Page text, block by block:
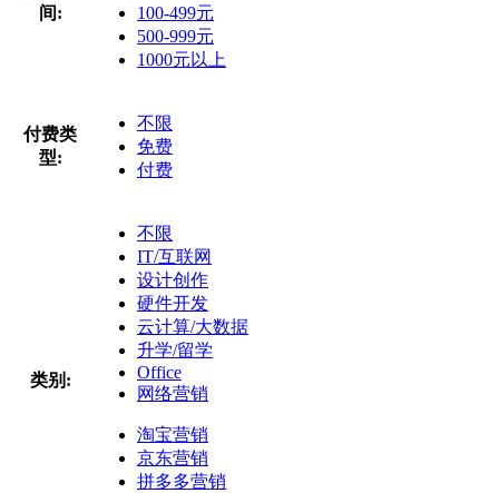
间:
100-499元
500-999元
1000元以上
付费类
型:
不限
免费
付费
类别:
不限
IT/互联网
设计创作
硬件开发
云计算/大数据
升学/留学
Office
网络营销
淘宝营销
京东营销
拼多多营销